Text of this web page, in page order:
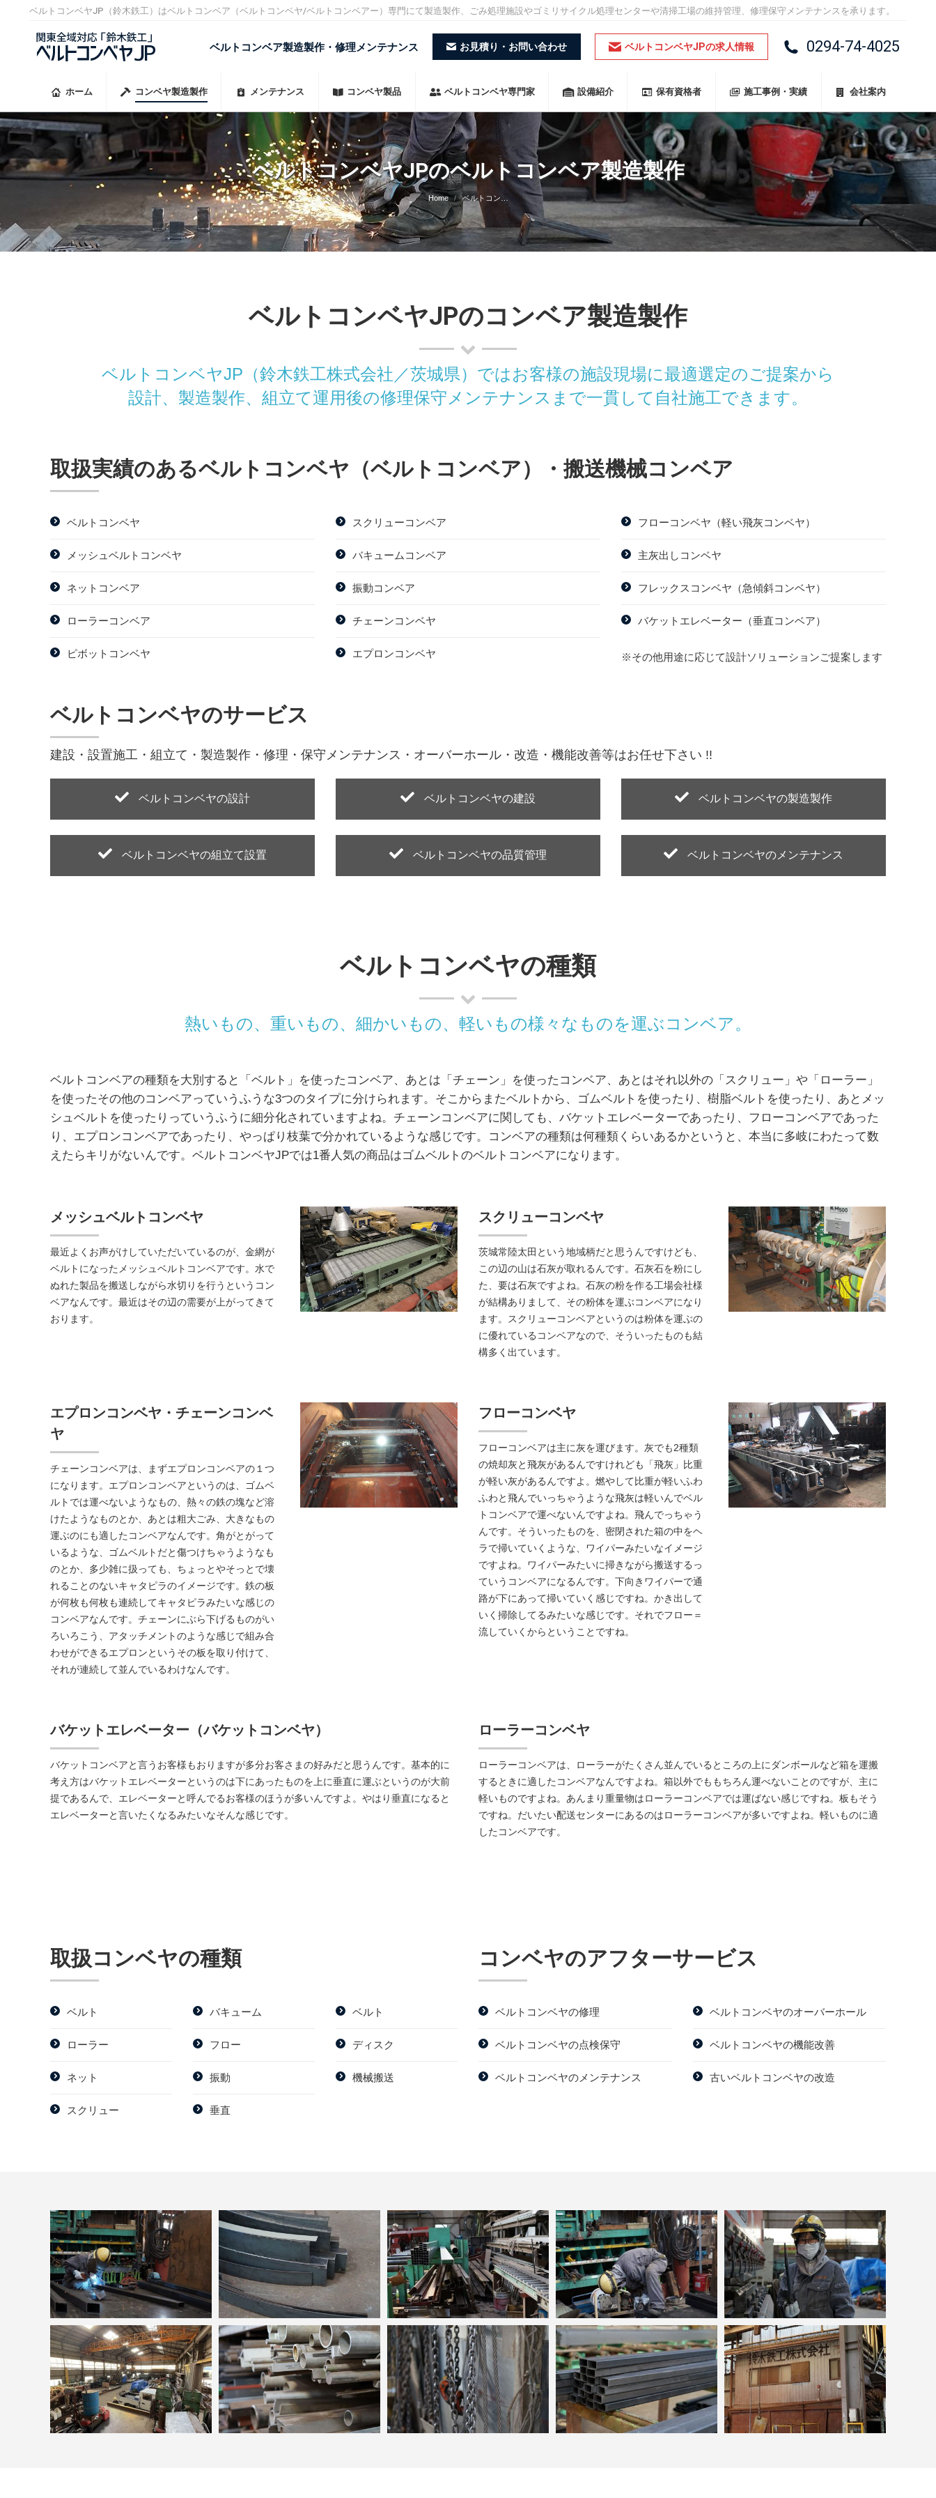
ベルトコンベヤJP（鈴木鉄工）はベルトコンベア（ベルトコンベヤ/ベルトコンベアー）専門にて製造製作、ごみ処理施設やゴミリサイクル処理センターや清掃工場の維持管理、修理保守メンテナンスを承ります。
ベルトコンベア製造製作・修理メンテナンス お見積り・お問い合わせ ベルトコンベヤJPの求人情報 0294-74-4025
ホーム コンベヤ製造製作 メンテナンス コンベヤ製品 ベルトコンベヤ専門家 設備紹介 保有資格者 施工事例・実績 会社案内
ベルトコンベヤJPのベルトコンベア製造製作
You are here:
Home ベルトコン…
ベルトコンベヤJPのコンベア製造製作
ベルトコンベヤJP（鈴木鉄工株式会社／茨城県）ではお客様の施設現場に最適選定のご提案から
設計、製造製作、組立て運用後の修理保守メンテナンスまで一貫して自社施工できます。
取扱実績のあるベルトコンベヤ（ベルトコンベア）・搬送機械コンベア
ベルトコンベヤ
メッシュベルトコンベヤ
ネットコンベア
ローラーコンベア
ピボットコンベヤ
スクリューコンベア
バキュームコンベア
振動コンベア
チェーンコンベヤ
エプロンコンベヤ
フローコンベヤ（軽い飛灰コンベヤ）
主灰出しコンベヤ
フレックスコンベヤ（急傾斜コンベヤ）
バケットエレベーター（垂直コンベア）
※その他用途に応じて設計ソリューションご提案します
ベルトコンベヤのサービス
建設・設置施工・組立て・製造製作・修理・保守メンテナンス・オーバーホール・改造・機能改善等はお任せ下さい !!
ベルトコンベヤの設計 ベルトコンベヤの建設 ベルトコンベヤの製造製作
ベルトコンベヤの組立て設置 ベルトコンベヤの品質管理 ベルトコンベヤのメンテナンス
ベルトコンベヤの種類
熱いもの、重いもの、細かいもの、軽いもの様々なものを運ぶコンベア。
ベルトコンベアの種類を大別すると「ベルト」を使ったコンベア、あとは「チェーン」を使ったコンベア、あとはそれ以外の「スクリュー」や「ローラー」
を使ったその他のコンベアっていうふうな3つのタイプに分けられます。そこからまたベルトから、ゴムベルトを使ったり、樹脂ベルトを使ったり、あとメッ
シュベルトを使ったりっていうふうに細分化されていますよね。チェーンコンベアに関しても、バケットエレベーターであったり、フローコンベアであった
り、エプロンコンベアであったり、やっぱり枝葉で分かれているような感じです。コンベアの種類は何種類くらいあるかというと、本当に多岐にわたって数
えたらキリがないんです。ベルトコンベヤJPでは1番人気の商品はゴムベルトのベルトコンベアになります。
メッシュベルトコンベヤ
最近よくお声がけしていただいているのが、金網が
ベルトになったメッシュベルトコンベアです。水で
ぬれた製品を搬送しながら水切りを行うというコン
ベアなんです。最近はその辺の需要が上がってきて
おります。
スクリューコンベヤ
茨城常陸太田という地域柄だと思うんですけども、
この辺の山は石灰が取れるんです。石灰石を粉にし
た、要は石灰ですよね。石灰の粉を作る工場会社様
が結構ありまして、その粉体を運ぶコンベアになり
ます。スクリューコンベアというのは粉体を運ぶの
に優れているコンベアなので、そういったものも結
構多く出ています。
エプロンコンベヤ・チェーンコンベ
ヤ
チェーンコンベアは、まずエプロンコンベアの１つ
になります。エプロンコンベアというのは、ゴムベ
ルトでは運べないようなもの、熱々の鉄の塊など溶
けたようなものとか、あとは粗大ごみ、大きなもの
運ぶのにも適したコンベアなんです。角がとがって
いるような、ゴムベルトだと傷つけちゃうようなも
のとか、多少雑に扱っても、ちょっとやそっとで壊
れることのないキャタピラのイメージです。鉄の板
が何枚も何枚も連続してキャタピラみたいな感じの
コンベアなんです。チェーンにぶら下げるものがい
ろいろこう、アタッチメントのような感じで組み合
わせができるエプロンというその板を取り付けて、
それが連続して並んでいるわけなんです。
フローコンベヤ
フローコンベアは主に灰を運びます。灰でも2種類
の焼却灰と飛灰があるんですけれども「飛灰」比重
が軽い灰があるんですよ。燃やして比重が軽いふわ
ふわと飛んでいっちゃうような飛灰は軽いんでベル
トコンベアで運べないんですよね。飛んでっちゃう
んです。そういったものを、密閉された箱の中をヘ
ラで掃いていくような、ワイパーみたいなイメージ
ですよね。ワイパーみたいに掃きながら搬送するっ
ていうコンベアになるんです。下向きワイパーで通
路が下にあって掃いていく感じですね。かき出して
いく掃除してるみたいな感じです。それでフロー＝
流していくからということですね。
バケットエレベーター（バケットコンベヤ）
バケットコンベアと言うお客様もおりますが多分お客さまの好みだと思うんです。基本的に
考え方はバケットエレベーターというのは下にあったものを上に垂直に運ぶというのが大前
提であるんで、エレベーターと呼んでるお客様のほうが多いんですよ。やはり垂直になると
エレベーターと言いたくなるみたいなそんな感じです。
ローラーコンベヤ
ローラーコンベアは、ローラーがたくさん並んでいるところの上にダンボールなど箱を運搬
するときに適したコンベアなんですよね。箱以外でももちろん運べないことのですが、主に
軽いものですよね。あんまり重量物はローラーコンベアでは運ばない感じですね。板もそう
ですね。だいたい配送センターにあるのはローラーコンベアが多いですよね。軽いものに適
したコンベアです。
取扱コンベヤの種類
ベルト
ローラー
ネット
スクリュー
バキューム
フロー
振動
垂直
ベルト
ディスク
機械搬送
コンベヤのアフターサービス
ベルトコンベヤの修理
ベルトコンベヤの点検保守
ベルトコンベヤのメンテナンス
ベルトコンベヤのオーバーホール
ベルトコンベヤの機能改善
古いベルトコンベヤの改造